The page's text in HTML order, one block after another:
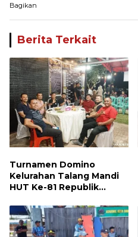
Bagikan
Berita Terkait
Turnamen Domino
Kelurahan Talang Mandi
HUT Ke-81 Republik